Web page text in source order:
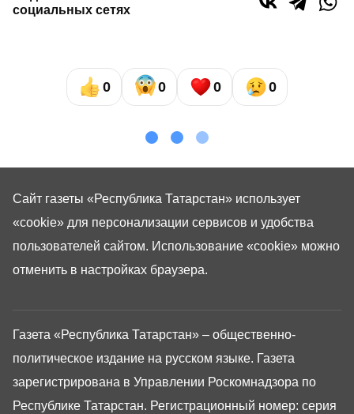
социальных сетях
0 0 0 0
Газета «Республика Татарстан» – общественно-
политическое издание на русском языке. Газета
зарегистрирована в Управлении Роскомнадзора по
Республике Татарстан. Регистрационный номер: серия
Сайт газеты «Республика Татарстан» использует
«cookie» для персонализации сервисов и удобства
пользователей сайтом. Использование «cookie» можно
отменить в настройках браузера.